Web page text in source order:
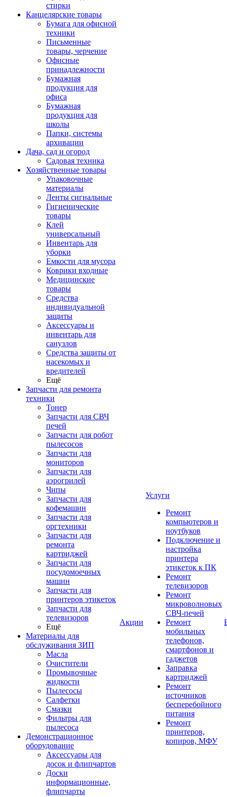
стирки
Канцелярские товары
Бумага для офисной
техники
Письменные
товары, черчение
Офисные
принадлежности
Бумажная
продукция для
офиса
Бумажная
продукция для
школы
Папки, системы
архивации
Дача, сад и огород
Садовая техника
Хозяйственные товары
Упаковочные
материалы
Ленты сигнальные
Гигиенические
товары
Клей
универсальный
Инвентарь для
уборки
Емкости для мусора
Коврики входные
Медицинские
товары
Средства
индивидуальной
защиты
Аксессуары и
инвентарь для
санузлов
Средства защиты от
насекомых и
вредителей
Ещё
Запчасти для ремонта
техники
Тонер
Запчасти для СВЧ
печей
Запчасти для робот
пылесосов
Запчасти для
мониторов
Запчасти для
аэрогрилей
Чипы
Запчасти для
кофемашин
Запчасти для
оргтехники
Запчасти для
ремонта
картриджей
Запчасти для
посудомоечных
машин
Запчасти для
принтеров этикеток
Запчасти для
телевизоров
Ещё
Материалы для
обслуживания ЗИП
Масла
Очистители
Промывочные
жидкости
Пылесосы
Салфетки
Смазки
Фильтры для
пылесоса
Демонстрационное
оборудование
Аксессуары для
досок и флипчартов
Доски
информационные,
флипчарты
Акции
Услуги
Ремонт
компьютеров и
ноутбуков
Подключение и
настройка
принтера
этикеток к ПК
Ремонт
телевизоров
Ремонт
микроволновых
СВЧ-печей
Ремонт
мобильных
телефонов,
смартфонов и
гаджетов
Заправка
картриджей
Ремонт
источников
бесперебойного
питания
Ремонт
принтеров,
копиров, МФУ